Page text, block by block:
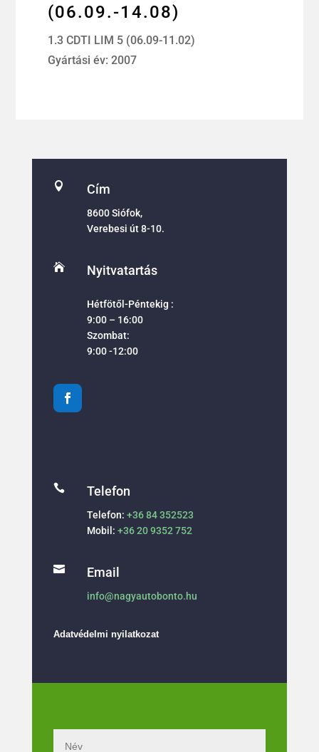
(06.09.-14.08)
1.3 CDTI LIM 5 (06.09-11.02)
Gyártási év: 2007
 Cím
8600 Siófok,
Verebesi út 8-10.
 Nyitvatartás
Hétfötől-Péntekig :
9:00 – 16:00
Szombat:
9:00 -12:00
 Telefon
Telefon: +36 84 352523
Mobil: +36 20 9352 752
 Email
info@nagyautobonto.hu
Adatvédelmi nyilatkozat